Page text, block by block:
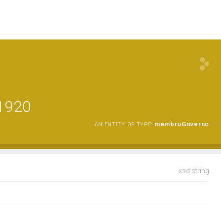
AN ENTITY OF TYPE: membroGoverno
xsd:string